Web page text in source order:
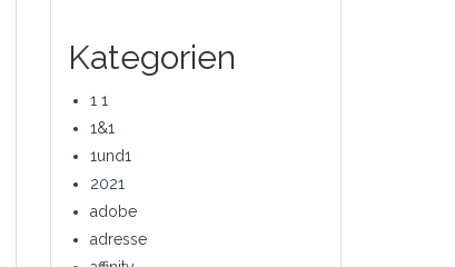
Kategorien
1 1
1&1
1und1
2021
adobe
adresse